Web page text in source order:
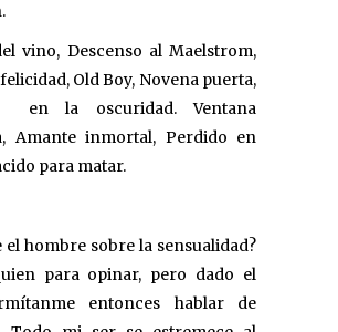
vino, Descenso al Maelstrom,
Old Boy, Novena puerta,
en la oscuridad. Ventana
Amante inmortal, Perdido en
para matar.
el hombre sobre la sensualidad?
para opinar, pero dado el
entonces hablar de